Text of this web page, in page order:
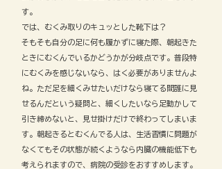
す。
では、むくみ取りのキュッとした靴下は？
そもそも自分の足に何も履かずに寝た際、朝起きた
ときにむくんでいるかどうかが分岐点です。普段特
にむくみを感じないなら、はく必要がありませんよ
ね。ただ足を細くみせたいだけなら寝てる間誰に見
せるんだという疑問と、細くしたいなら足動かして
引き締めないと、見せ掛けだけで終わってしまいま
す。朝起きるとむくんでる人は、生活習慣に問題が
なくてもその状態が続くようなら内臓の機能低下も
考えられますので、病院の受診をおすすめします。